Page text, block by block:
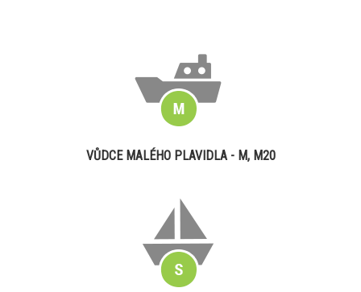
VŮDCE MALÉHO PLAVIDLA - M, M20